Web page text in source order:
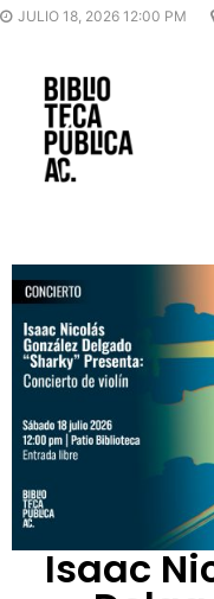
JULIO 18, 2026 12:00 PM
Isaac